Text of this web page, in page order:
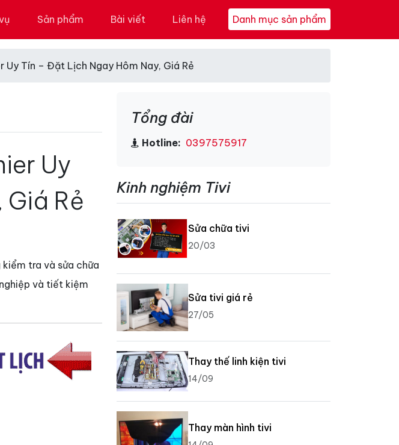
Sản phẩm Bài viết Liên hệ Danh mục sản phẩm
Uy Tín – Đặt Lịch Ngay Hôm Nay, Giá Rẻ
Uy
Rẻ
tra và sửa chữa
và tiết kiệm
Tổng đài
Hotline: 0397575917
Kinh nghiệm Tivi
Sửa chữa tivi
20/03
Sửa tivi giá rẻ
27/05
Thay thế linh kiện tivi
14/09
Thay màn hình tivi